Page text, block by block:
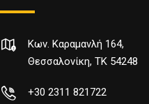
Κων. Καραμανλή 164,
Θεσσαλονίκη, TK 54248
+30 2311 821722